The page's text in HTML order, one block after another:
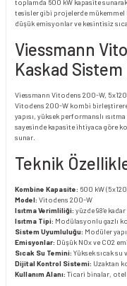
toplamda 600 kW kapasite
tesisler gibi projelerde mükemmel
düşük emisyonlar ve kesintisiz
Viessmann
Kaskad Sistem
Viessmann Vitodens 200-W,
Vitodens 200-W kombi
yapısı, yüksek performanslı
sayesinde kapasite ihtiyaca göre
sunar.
Teknik
Kombine Kapasite: 600 kW
Model: Vitodens 200-W
Isıtma Verimliliği: yüzde 98’e
Isıtma Tipi: Modülasyonlu gazlı
Sistem Uyumluluğu: Modüler
Emisyonlar: Düşük NOx ve CO2
Sıcak Su Temini: Yüksek sıcak
Dijital Kontrol Sistemi: Uzaktan
Kullanım Alanı: Ticari binalar,